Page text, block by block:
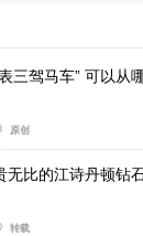
型号5810/1G-
款（型号
三驾马车” 可以从
原创
无比的江诗丹顿钻
转载